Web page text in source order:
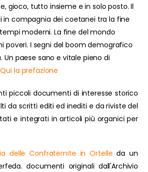
gioco, tutto insieme e in solo posto. Il
in compagnia dei coetanei tra la fine
moderni. La fine del mondo
poveri. I segni del boom demografico
Un paese sano e vitale pieno di
Qui la prefazione
piccoli documenti di interesse storico
da scritti editi ed inediti e da riviste del
e integrati in articoli più organici per
delle Confraternite in Ortelle da un
documenti originali dall'Archivio